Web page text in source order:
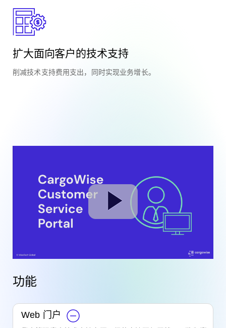
扩大面向客户的技术支持
削减技术支持费用支出，同时实现业务增长。
功能
Web 门户